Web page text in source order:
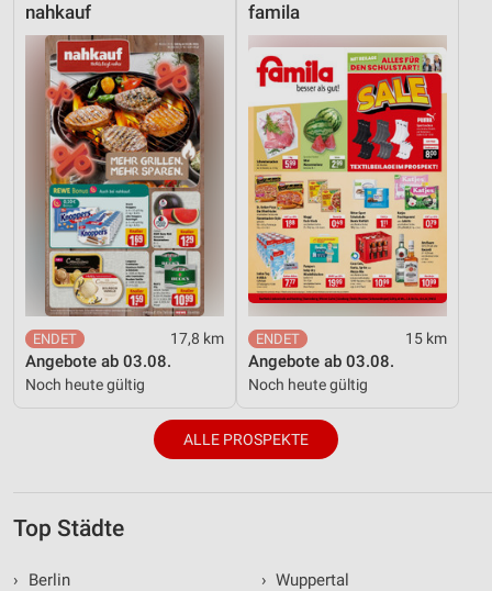
nahkauf
17,8 km
Angebote ab 03.08.
Noch heute gültig
famila
15 km
Angebote ab 03.08.
Noch heute gültig
ALLE PROSPEKTE
Top Städte
›
Berlin
› Wuppertal